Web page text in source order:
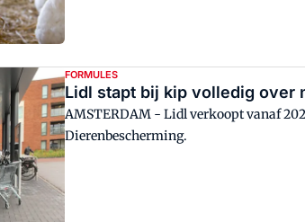
FORMULES
Lidl stapt bij kip volledig over
AMSTERDAM - Lidl verkoopt vanaf
Dierenbescherming.